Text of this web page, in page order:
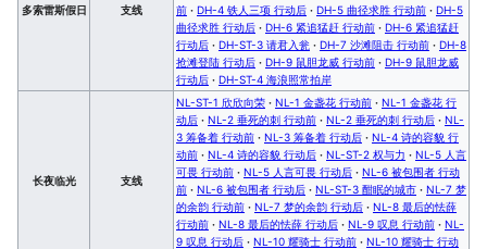
多索雷斯假日 支线
前 · DH-4 铁人三项 行动后 · DH-5 曲径求胜 行动前 · DH-5
曲径求胜 行动后 · DH-6 紧追猛赶 行动前 · DH-6 紧追猛赶
行动后 · DH-ST-3 请君入瓮 · DH-7 沙滩阻击 行动前 · DH-8
抢滩登陆 行动后 · DH-9 鼠胆龙威 行动前 · DH-9 鼠胆龙威
行动后 · DH-ST-4 海浪照常拍岸
长夜临光 支线
NL-ST-1 欣欣向荣 · NL-1 金盏花 行动前 · NL-1 金盏花 行
动后 · NL-2 垂死的刺 行动前 · NL-2 垂死的刺 行动后 · NL-
3 筹备着 行动前 · NL-3 筹备着 行动后 · NL-4 诗的容貌 行
动前 · NL-4 诗的容貌 行动后 · NL-ST-2 权与力 · NL-5 人言
可畏 行动前 · NL-5 人言可畏 行动后 · NL-6 被包围者 行动
前 · NL-6 被包围者 行动后 · NL-ST-3 酣眠的城市 · NL-7 梦
的余韵 行动前 · NL-7 梦的余韵 行动后 · NL-8 最后的怯薛
行动前 · NL-8 最后的怯薛 行动后 · NL-9 叹息 行动前 · NL-
9 叹息 行动后 · NL-10 耀骑士 行动前 · NL-10 耀骑士 行动